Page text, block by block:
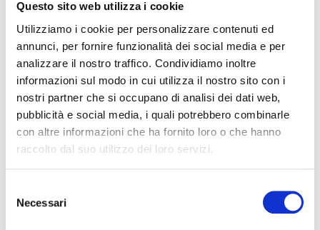
Questo sito web utilizza i cookie
Utilizziamo i cookie per personalizzare contenuti ed
annunci, per fornire funzionalità dei social media e per
analizzare il nostro traffico. Condividiamo inoltre
informazioni sul modo in cui utilizza il nostro sito con i
nostri partner che si occupano di analisi dei dati web,
pubblicità e social media, i quali potrebbero combinarle
con altre informazioni che ha fornito loro o che hanno
raccolto dal suo utilizzo dei loro servizi.
delNecessari
Matteo ha 7 negozi di commercio di apparecchi
acustici. Si è rivelato
molto interessato
e ritiene
l’argomento delle
Royalties da marchio
, illustrato
Symposium Fiscale molto interessante.
Ci dice
anche che non ha mai accantonato
e che da
subito ha intenzione di mettere in atto.
Vuole
finalmente trovare il modo di risparmiare in tasse
Ho già appuntamento con un vostro collega a